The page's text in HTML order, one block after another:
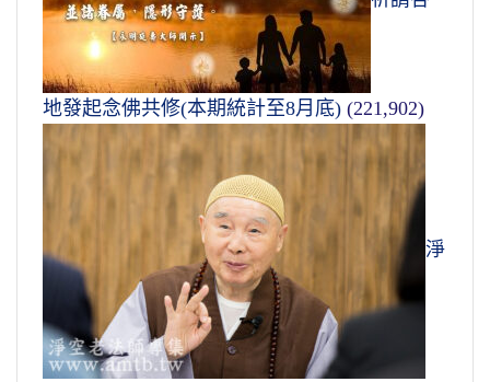
地發起念佛共修(本期統計至8月底) (221,902)
淨